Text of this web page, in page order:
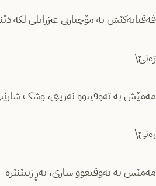
فەقیانەکێش بە مۆچیاریی عیزرایلی لکە
ژەنێ\
مەمێش بە تەوقیتوو نەریتی، وشک
ژەنێ\
مەمێش بە تەوقیعوو شاری، تەڕ زنیێنێرە